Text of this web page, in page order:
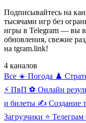
Подписывайтесь на
тысячами игр без
игры в Telegram — вы
обновления, свежие
на tgram.link!
4 каналов
Все ☀️ Погода ♟️
⚡ ПвП ⚽ Онлайн
и билеты ✍️ Создание
Загрузчики ⭐